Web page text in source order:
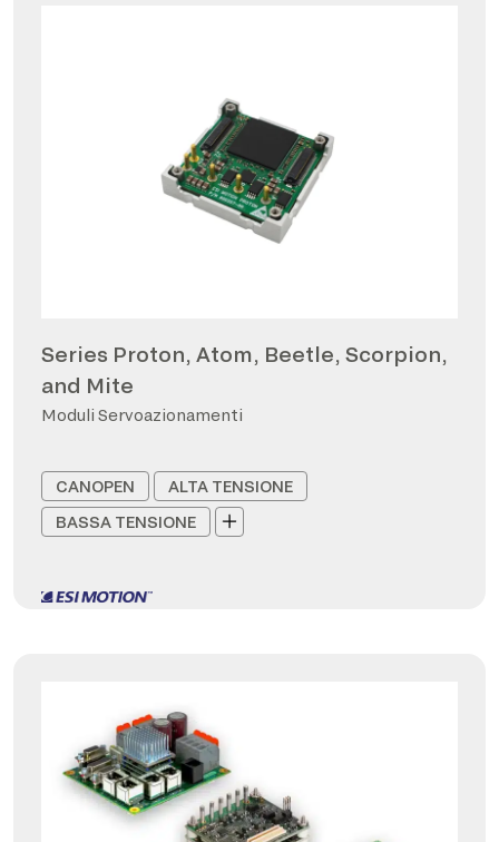
Series Proton, Atom, Beetle, Scorpion,
and Mite
Moduli Servoazionamenti
CANOPEN
ALTA TENSIONE
BASSA TENSIONE